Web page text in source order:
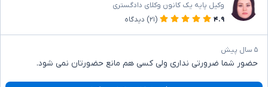
وکیل پایه یک کانون وکلای دادگستری
۴.۹
(۲۱) دیدگاه
۵ سال پیش
حضور شما ضرورتی نداری ولی کسی هم مانع حضورتان نمی شود.